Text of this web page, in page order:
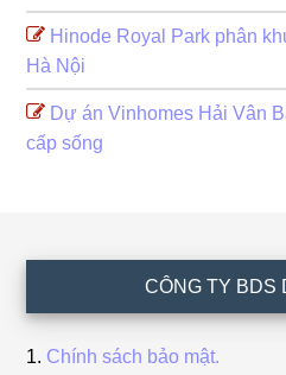
Hinode Royal Park phân
Hà Nội
Dự án Vinhomes Hải Vân
cấp sống
CÔNG TY BDS
Chính sách bảo mật.